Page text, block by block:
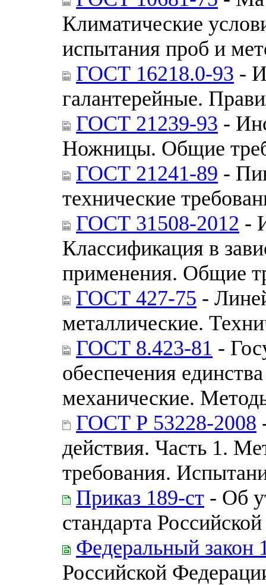
Климатические
испытания проб и
ГОСТ 16218.0-93 -
галантерейные.
ГОСТ 21239-93 -
Ножницы. Общие
ГОСТ 21241-89 -
технические
ГОСТ 31508-2012 -
Классификация в
применения. Общие
ГОСТ 427-75 -
металлические.
ГОСТ 8.423-81 -
обеспечения
механические.
ГОСТ Р 53228-2008
действия. Часть 1.
требования.
Приказ 189-ст - Об
стандарта
Федеральный закон
Российской